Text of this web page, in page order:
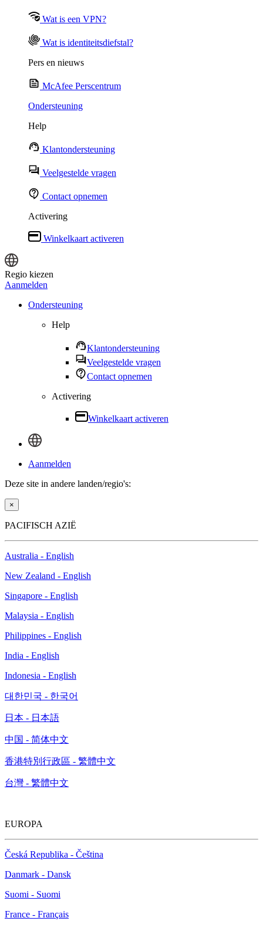
Wat is een VPN?
Wat is identiteitsdiefstal?
Pers en nieuws
McAfee Perscentrum
Ondersteuning
Help
Klantondersteuning
Veelgestelde vragen
Contact opnemen
Activering
Winkelkaart activeren
Regio kiezen
Aanmelden
Ondersteuning
Help
Klantondersteuning
Veelgestelde vragen
Contact opnemen
Activering
Winkelkaart activeren
Aanmelden
Deze site in andere landen/regio's:
×
PACIFISCH AZIË
Australia - English
New Zealand - English
Singapore - English
Malaysia - English
Philippines - English
India - English
Indonesia - English
대한민국 - 한국어
日本 - 日本語
中国 - 简体中文
香港特別行政區 - 繁體中文
台灣 - 繁體中文
EUROPA
Česká Republika - Čeština
Danmark - Dansk
Suomi - Suomi
France - Français